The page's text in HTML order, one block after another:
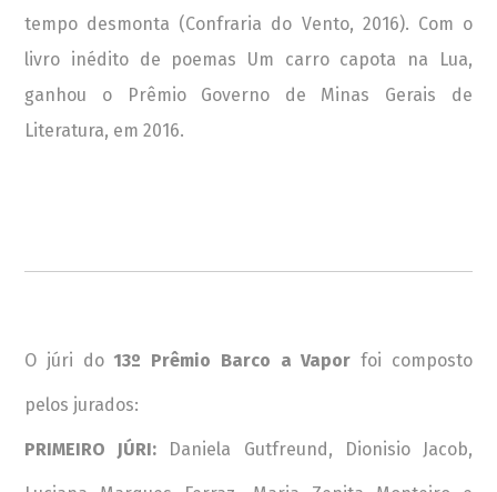
tempo desmonta (Confraria do Vento, 2016). Com o
livro inédito de poemas Um carro capota na Lua,
ganhou o Prêmio Governo de Minas Gerais de
Literatura, em 2016.
O júri do 13º Prêmio Barco a Vapor foi composto
pelos jurados:
PRIMEIRO JÚRI: Daniela Gutfreund, Dionisio Jacob,